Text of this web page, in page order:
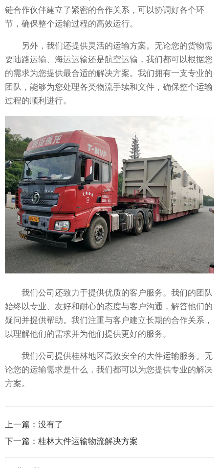
链合作伙伴建立了紧密的合作关系，可以协调好各个环
节，确保整个运输过程的高效运行。
另外，我们还提供灵活的运输方案。无论您的货物需
要陆路运输、海运运输还是航空运输，我们都可以根据您
的需求为您提供最合适的解决方案。我们拥有一支专业的
团队，能够为您处理各类物流手续和文件，确保整个运输
过程的顺利进行。
我们公司还致力于提供优质的客户服务。我们的团队
始终以专业、友好和耐心的态度与客户沟通，解答他们的
疑问并提供帮助。我们注重与客户建立长期的合作关系，
以理解他们的需求并为他们提供更好的服务。
我们公司提供桂林地区高效安全的大件运输服务。无
论您的运输需求是什么，我们都可以为您提供专业的解决
方案。
上一篇： 没有了
下一篇： 桂林大件运输物流解决方案